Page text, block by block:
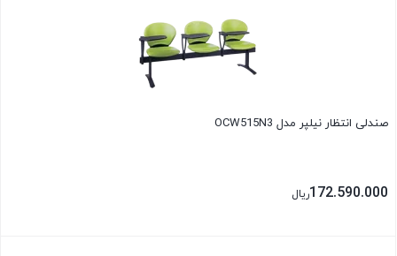
صندلی انتظار نیلپر مدل OCW515N3
172.590.000ریال